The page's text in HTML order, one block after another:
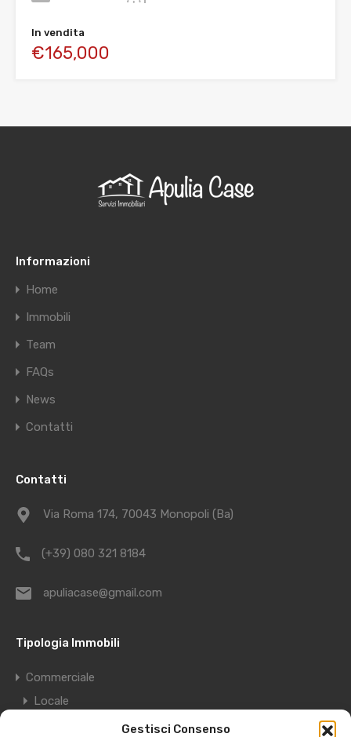
Gestisci Consenso
In vendita
€165,000
Informazioni
Home
Immobili
Team
FAQs
News
Contatti
Contatti
Via Roma 174, 70043 Monopoli (Ba)
(+39) 080 321 8184
apuliacase@gmail.com
Tipologia Immobili
Commerciale
Locale